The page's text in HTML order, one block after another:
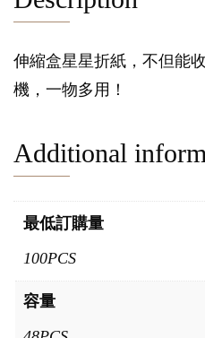
伸縮盒星星折紙，不但能
機，一物多用！
Additional
最低訂購量
100PCS
容量